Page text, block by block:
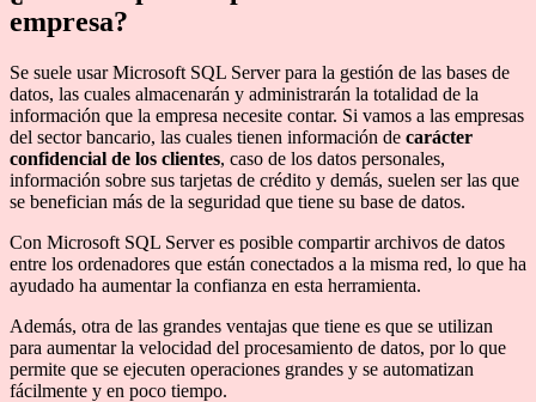
empresa?
Se suele usar Microsoft SQL Server para la gestión de las bases de
datos, las cuales almacenarán y administrarán la totalidad de la
información que la empresa necesite contar. Si vamos a las empresas
del sector bancario, las cuales tienen información de carácter
confidencial de los clientes, caso de los datos personales,
información sobre sus tarjetas de crédito y demás, suelen ser las que
se benefician más de la seguridad que tiene su base de datos.
Con Microsoft SQL Server es posible compartir archivos de datos
entre los ordenadores que están conectados a la misma red, lo que ha
ayudado ha aumentar la confianza en esta herramienta.
Además, otra de las grandes ventajas que tiene es que se utilizan
para aumentar la velocidad del procesamiento de datos, por lo que
permite que se ejecuten operaciones grandes y se automatizan
fácilmente y en poco tiempo.